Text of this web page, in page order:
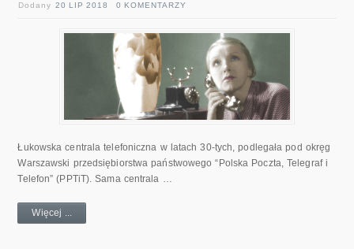
Dodany20 LIP 2018 0 KOMENTARZY
Łukowska centrala telefoniczna w latach 30-tych, podlegała pod okręg
Warszawski przedsiębiorstwa państwowego “Polska Poczta, Telegraf i
Telefon” (PPTiT). Sama centrala …
Więcej ...